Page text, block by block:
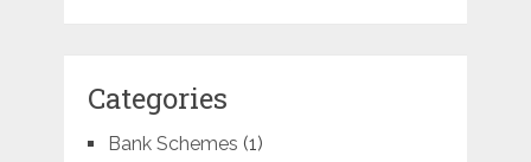
Categories
Bank Schemes (1)